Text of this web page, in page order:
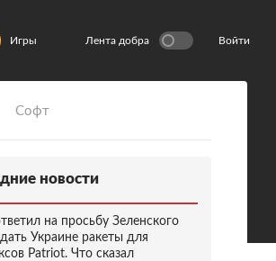
Игры Лента добра Войти
Софт
новости
на просьбу Зеленского
Украине ракеты для
Patriot. Что сказал